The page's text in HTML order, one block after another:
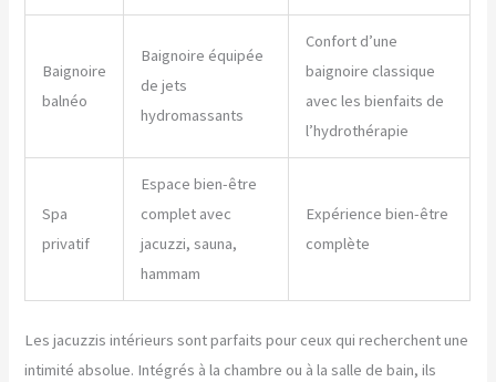
Baignoire
balnéo
Baignoire équipée
de jets
hydromassants
Confort d’une
baignoire classique
avec les bienfaits de
l’hydrothérapie
Spa
privatif
Espace bien-être
complet avec
jacuzzi, sauna,
hammam
Expérience bien-être
complète
Les jacuzzis intérieurs sont parfaits pour ceux qui recherchent une
intimité absolue. Intégrés à la chambre ou à la salle de bain, ils